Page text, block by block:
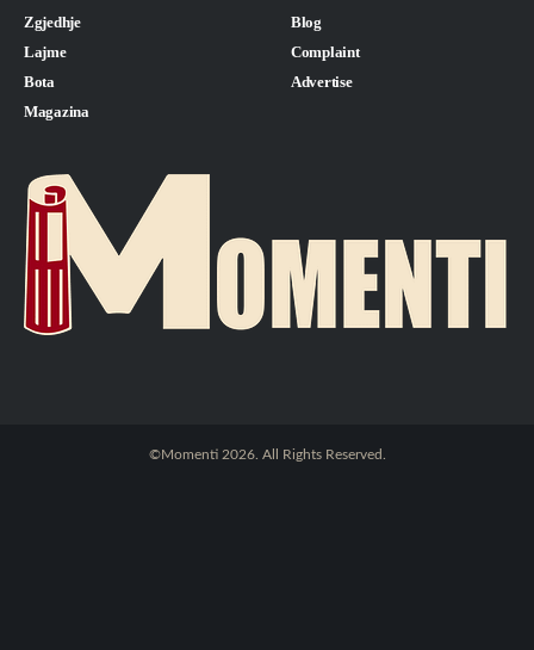
Zgjedhje
Lajme
Bota
Magazina
Blog
Complaint
Advertise
©Momenti 2026. All Rights Reserved.